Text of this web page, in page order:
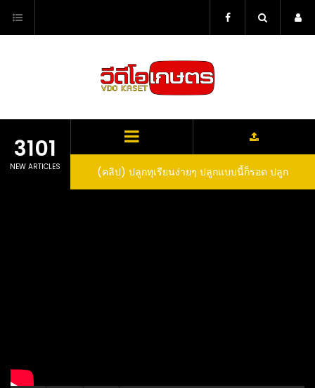
content
3101
NEW ARTICLES
ตรกำจัดเพลี้ย มด
(คลิป) ปลูกทุเรียนง่ายๆ ปลูกแบบนี้ก็รอด ปลูก
ทุเรียนต้นคู่ แบบเสียบยอดและเมล็ด